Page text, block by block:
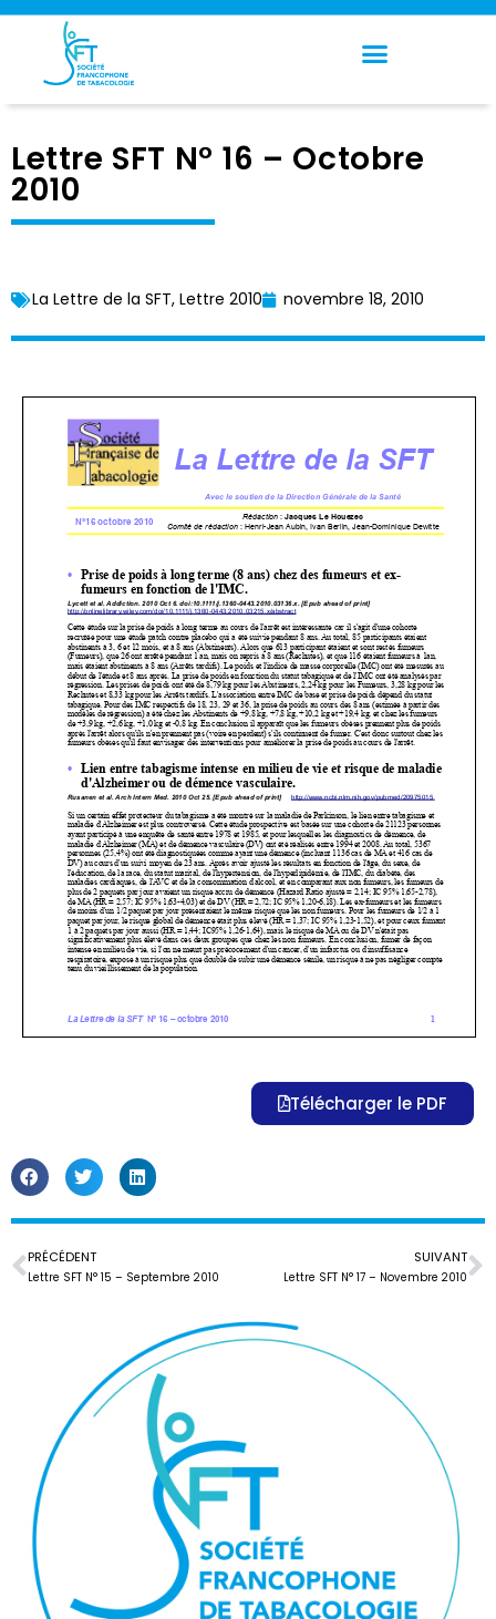
Panneau de gestion des cookies
Lettre SFT N° 16 – Octobre
2010
La Lettre de la SFT, Lettre 2010 novembre 18, 2010
Télécharger le PDF
PRÉCÉDENT
Lettre SFT N° 15 – Septembre 2010
SUIVANT
Lettre SFT N° 17 – Novembre 2010